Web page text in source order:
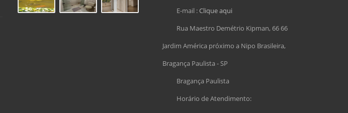
E-mail :Clique aqui
Rua Maestro Demétrio Kipman, 66 66
Jardim América próximo a Nipo Brasileira,
Bragança Paulista - SP
Bragança Paulista
Horário de Atendimento: